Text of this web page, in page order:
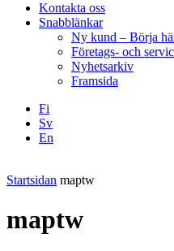
Kontakta oss
Snabblänkar
Ny kund – Börja
Företags- och
Nyhetsarkiv
Framsida
Fi
Sv
En
Startsidan maptw
maptw